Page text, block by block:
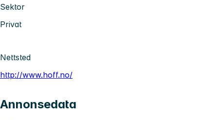
Sektor
Privat
Nettsted
http://www.hoff.no/
Annonsedata